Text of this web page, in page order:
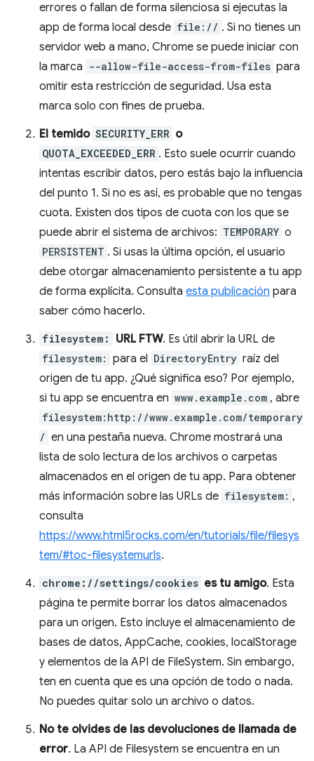
errores o fallan de forma silenciosa si ejecutas la
app de forma local desde file:// . Si no tienes un
servidor web a mano, Chrome se puede iniciar con
la marca --allow-file-access-from-files para
omitir esta restricción de seguridad. Usa esta
marca solo con fines de prueba.
El temido SECURITY_ERR o
QUOTA_EXCEEDED_ERR . Esto suele ocurrir cuando
intentas escribir datos, pero estás bajo la influencia
del punto 1. Si no es así, es probable que no tengas
cuota. Existen dos tipos de cuota con los que se
puede abrir el sistema de archivos: TEMPORARY o
PERSISTENT . Si usas la última opción, el usuario
debe otorgar almacenamiento persistente a tu app
de forma explícita. Consulta esta publicación para
saber cómo hacerlo.
filesystem: URL FTW. Es útil abrir la URL de
filesystem: para el DirectoryEntry raíz del
origen de tu app. ¿Qué significa eso? Por ejemplo,
si tu app se encuentra en www.example.com , abre
filesystem:http://www.example.com/temporary
/ en una pestaña nueva. Chrome mostrará una
lista de solo lectura de los archivos o carpetas
almacenados en el origen de tu app. Para obtener
más información sobre las URLs de filesystem: ,
consulta
https://www.html5rocks.com/en/tutorials/file/filesys
tem/#toc-filesystemurls.
chrome://settings/cookies es tu amigo. Esta
página te permite borrar los datos almacenados
para un origen. Esto incluye el almacenamiento de
bases de datos, AppCache, cookies, localStorage
y elementos de la API de FileSystem. Sin embargo,
ten en cuenta que es una opción de todo o nada.
No puedes quitar solo un archivo o datos.
No te olvides de las devoluciones de llamada de
error. La API de Filesystem se encuentra en un